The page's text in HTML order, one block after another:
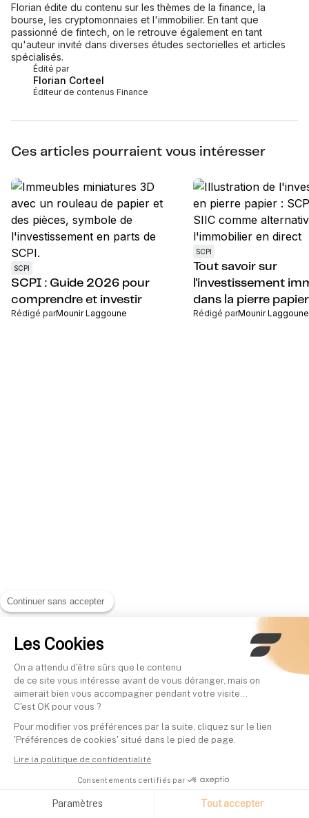
Continuer sans accepter
Les Cookies
On a attendu d'être sûrs que le contenu
de ce site vous intéresse avant de vous déranger, mais on
aimerait bien vous accompagner pendant votre visite...
C'est OK pour vous ?
Pour modifier vos préférences par la suite, cliquez sur le lien
'Préférences de cookies' situé dans le pied de page.
Lire la politique de confidentialité
Consentements certifiés par
Paramètres Tout accepter
Édité par
Florian Corteel
Éditeur de contenus Finance
Florian édite du contenu sur les thèmes de la finance, la
bourse, les cryptomonnaies et l'immobilier. En tant que
passionné de fintech, on le retrouve également en tant
qu'auteur invité dans diverses études sectorielles et articles
spécialisés.
Ces articles pourraient vous intéresser
SCPI
SCPI : Guide 2026 pour
comprendre et investir
Rédigé parMounir Laggoune
SCPI
Tout savoir sur
l'investissement
dans la pierre papier
Rédigé parMounir Laggoune